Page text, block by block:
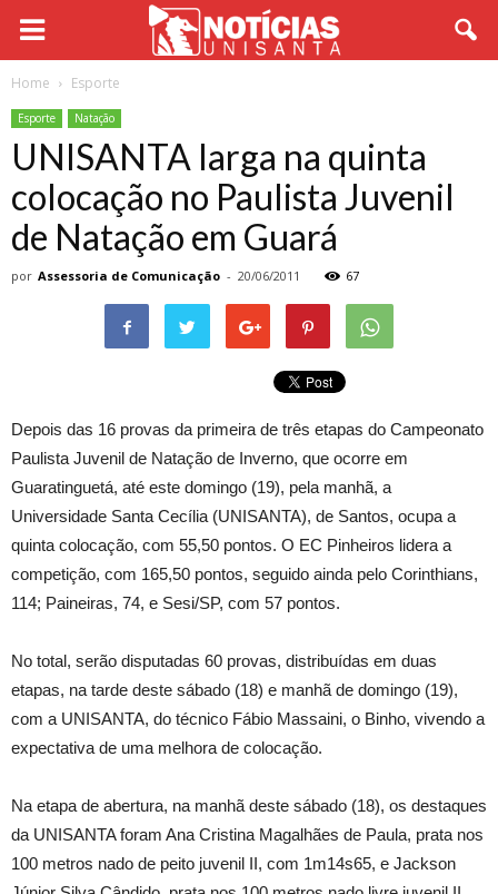
Home Esporte
Esporte Natação
UNISANTA larga na quinta
colocação no Paulista Juvenil
de Natação em Guará
por Assessoria de Comunicação - 20/06/2011 67
Depois das 16 provas da primeira de três etapas do Campeonato
Paulista Juvenil de Natação de Inverno, que ocorre em
Guaratinguetá, até este domingo (19), pela manhã, a
Universidade Santa Cecília (UNISANTA), de Santos, ocupa a
quinta colocação, com 55,50 pontos. O EC Pinheiros lidera a
competição, com 165,50 pontos, seguido ainda pelo Corinthians,
114; Paineiras, 74, e Sesi/SP, com 57 pontos.
No total, serão disputadas 60 provas, distribuídas em duas
etapas, na tarde deste sábado (18) e manhã de domingo (19),
com a UNISANTA, do técnico Fábio Massaini, o Binho, vivendo a
expectativa de uma melhora de colocação.
Na etapa de abertura, na manhã deste sábado (18), os destaques
da UNISANTA foram Ana Cristina Magalhães de Paula, prata nos
100 metros nado de peito juvenil II, com 1m14s65, e Jackson